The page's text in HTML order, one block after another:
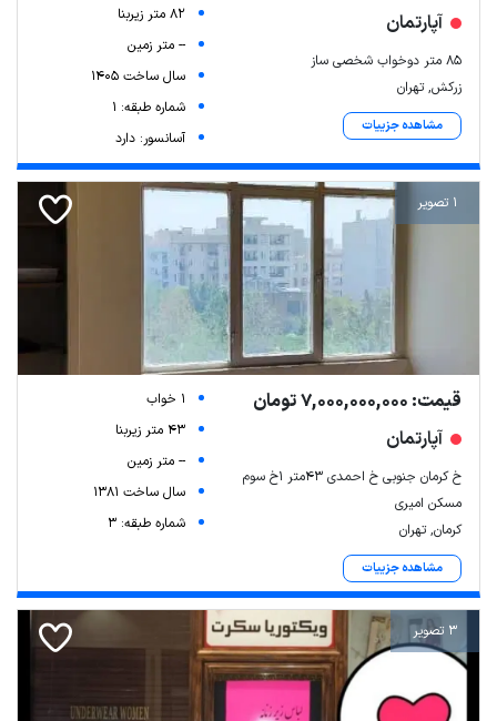
Leaflet| Map data ©
آپارتمان
۸۵ متر دوخواب شخصی ساز
زرکش, تهران
مشاهده جزییات
82 متر زیربنا
-- متر زمین
سال ساخت 1405
شماره طبقه: 1
آسانسور: دارد
1 تصویر
قیمت: 7,000,000,000 تومان
آپارتمان
خ کرمان جنوبی خ احمدی ۴۳متر ۱خ سوم
مسکن امیری
کرمان, تهران
مشاهده جزییات
1 خواب
43 متر زیربنا
-- متر زمین
سال ساخت 1381
شماره طبقه: 3
3 تصویر